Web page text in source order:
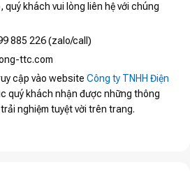
khách vui lòng liên hệ với chúng
885 226 (zalo/call)
ttc.com
cập vào website Công ty TNHH Điện
quý khách nhận được những thông
nghiệm tuyệt vời trên trang.